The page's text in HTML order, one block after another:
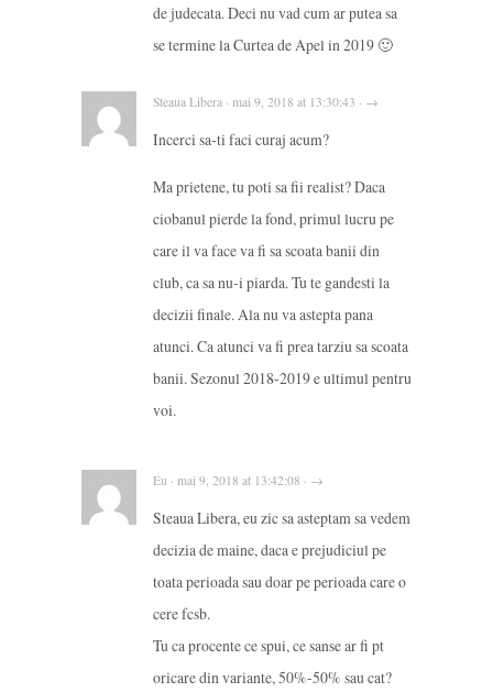
de judecata. Deci nu vad cum ar putea sa
se termine la Curtea de Apel in 2019 🙂
Steaua Libera · mai 9, 2018 at 13:30:43 · →
Incerci sa-ti faci curaj acum?
Ma prietene, tu poti sa fii realist? Daca
ciobanul pierde la fond, primul lucru pe
care il va face va fi sa scoata banii din
club, ca sa nu-i piarda. Tu te gandesti la
decizii finale. Ala nu va astepta pana
atunci. Ca atunci va fi prea tarziu sa scoata
banii. Sezonul 2018-2019 e ultimul pentru
voi.
Eu · mai 9, 2018 at 13:42:08 · →
Steaua Libera, eu zic sa asteptam sa vedem
decizia de maine, daca e prejudiciul pe
toata perioada sau doar pe perioada care o
cere fcsb.
Tu ca procente ce spui, ce sanse ar fi pt
oricare din variante, 50%-50% sau cat?